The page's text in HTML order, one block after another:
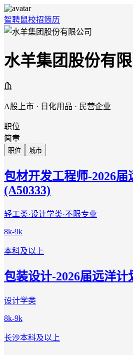
智聘鼠校招简历
水羊集团股份有
A股上市 · 日化用品 · 民营企业
职位
简章
职位 城市
包材开发工程师-2026届
(A50333)
轻工类·设计学类·不限专业
8k-9k
本科及以上
包装设计-2026届远洋计
设计学类
8k-9k
长沙本科及以上